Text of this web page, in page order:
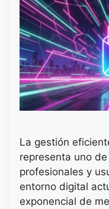
La gestión
representa uno
profesionales y
entorno digital
exponencial de